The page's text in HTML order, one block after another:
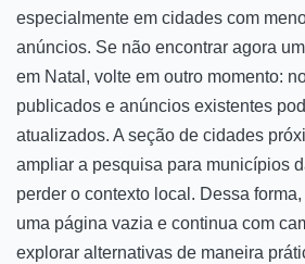
especialmente em cidades com
anúncios. Se não encontrar agora
em Natal, volte em outro momento:
publicados e anúncios existentes
atualizados. A seção de cidades
ampliar a pesquisa para municípios
perder o contexto local. Dessa
uma página vazia e continua com
explorar alternativas de maneira